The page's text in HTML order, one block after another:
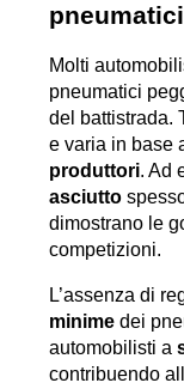
Molti
pneumatici
del battistrada.
e varia in base
produttori
asciutto
dimostrano le
competizioni.
L’assenza di
minime dei
automobilisti a
contribuendo